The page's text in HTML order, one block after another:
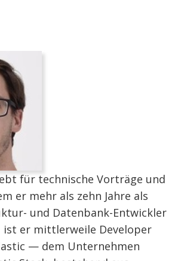
für technische Vorträge und
er mehr als zehn Jahre als
und Datenbank-Entwickler
er mittlerweile Developer
— dem Unternehmen